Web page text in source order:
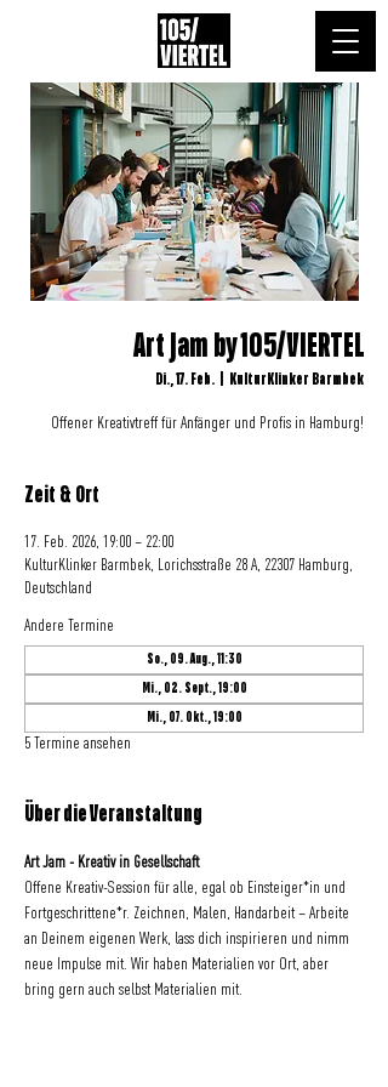
Art Jam by 105/VIERTEL
Di., 17. Feb. KulturKlinker Barmbek
Offener Kreativtreff für Anfänger und Profis in Hamburg!
Zeit & Ort
17. Feb. 2026, 19:00 – 22:00
KulturKlinker Barmbek, Lorichsstraße 28 A, 22307 Hamburg,
Deutschland
Andere Termine
So., 09. Aug., 11:30
Mi., 02. Sept., 19:00
Mi., 07. Okt., 19:00
5 Termine ansehen
Über die Veranstaltung
Art Jam - Kreativ in Gesellschaft
Offene Kreativ-Session für alle, egal ob Einsteiger*in und
Fortgeschrittene*r. Zeichnen, Malen, Handarbeit – Arbeite
an Deinem eigenen Werk, lass dich inspirieren und nimm
neue Impulse mit. Wir haben Materialien vor Ort, aber
bring gern auch selbst Materialien mit.